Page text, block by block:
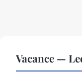
Vacance —